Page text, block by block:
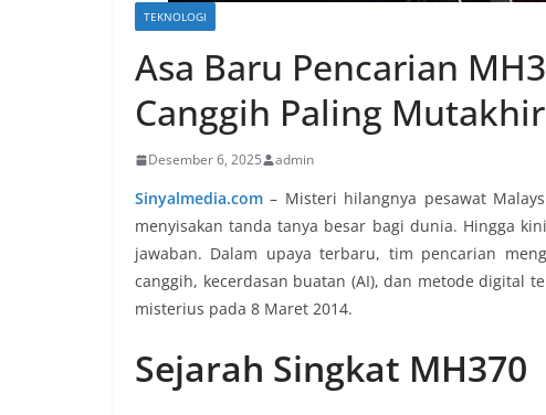
TEKNOLOGI
Asa Baru Pencarian
Canggih Paling Mutakhir
Desember 6, 2025 admin
Sinyalmedia.com – Misteri hilangnya pesawat
menyisakan tanda tanya besar bagi dunia. Hingga
jawaban. Dalam upaya terbaru, tim pencarian
canggih, kecerdasan buatan (AI), dan metode digital
misterius pada 8 Maret 2014.
Sejarah Singkat MH370